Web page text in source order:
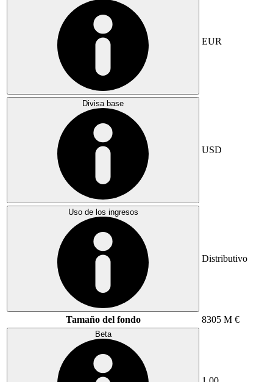
EUR
Divisa base
USD
Uso de los ingresos
Distributivo
Tamaño del fondo 8305 M €
Beta